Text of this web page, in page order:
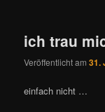
ich trau
Veröffentlicht am31.
einfach nicht …